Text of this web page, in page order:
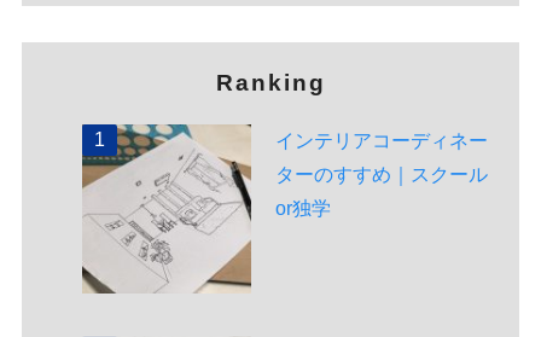
Ranking
インテリアコーディネー
ターのすすめ｜スクール
or独学